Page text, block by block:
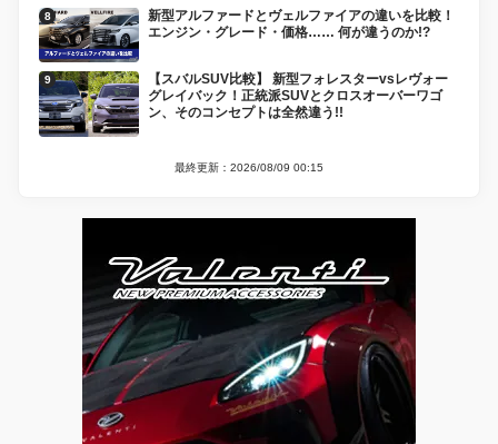
新型アルファードとヴェルファイアの違いを比較！
エンジン・グレード・価格…… 何が違うのか!?
【スバルSUV比較】 新型フォレスターvsレヴォー
グレイバック！正統派SUVとクロスオーバーワゴ
ン、そのコンセプトは全然違う!!
最終更新：2026/08/09 00:15